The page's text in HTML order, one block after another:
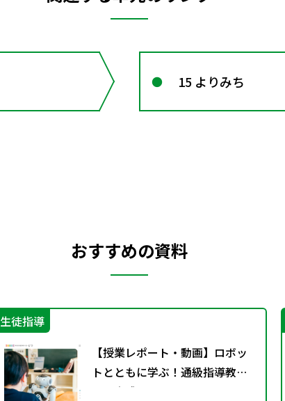
15 よりみち
おすすめの資料
生徒指導
【授業レポート・動画】ロボッ
トとともに学ぶ！通級指導教室
での実践～コミュニケーション